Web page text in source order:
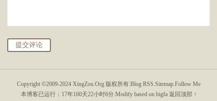
提交评论
Copyright ©2009-2024 XingZou.Org版权所有.Blog RSS.Sitemap.Follow Me
本博客已运行： 17年160天22小时6分.Modify based on bigfa 返回顶部 ↑